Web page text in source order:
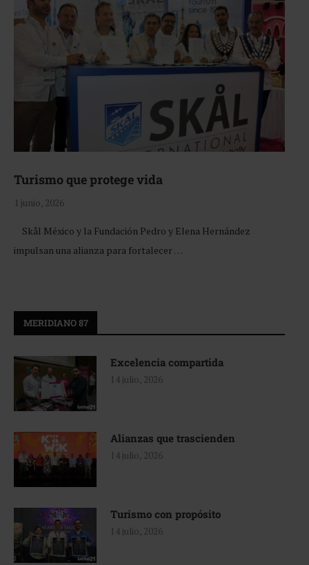
Turismo que protege vida
1 junio, 2026
Skål México y la Fundación Pedro y Elena Hernández
impulsan una alianza para fortalecer …
MERIDIANO 87
Excelencia compartida
14 julio, 2026
Alianzas que trascienden
14 julio, 2026
Turismo con propósito
14 julio, 2026